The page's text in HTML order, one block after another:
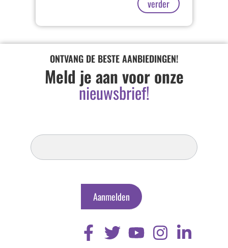
verder
ONTVANG DE BESTE AANBIEDINGEN!
Meld je aan voor onze
nieuwsbrief!
Inschrijven
Nieuwsbrief
Aanmelden